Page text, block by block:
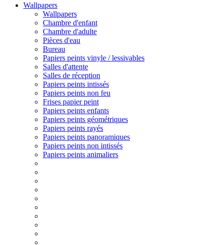
Wallpapers
Wallpapers
Chambre d'enfant
Chambre d'adulte
Pièces d'eau
Bureau
Papiers peints vinyle / lessivables
Salles d'attente
Salles de réception
Papiers peints intissés
Papiers peints non feu
Frises papier peint
Papiers peints enfants
Papiers peints géométriques
Papiers peints rayés
Papiers peints panoramiques
Papiers peints non intissés
Papiers peints animaliers